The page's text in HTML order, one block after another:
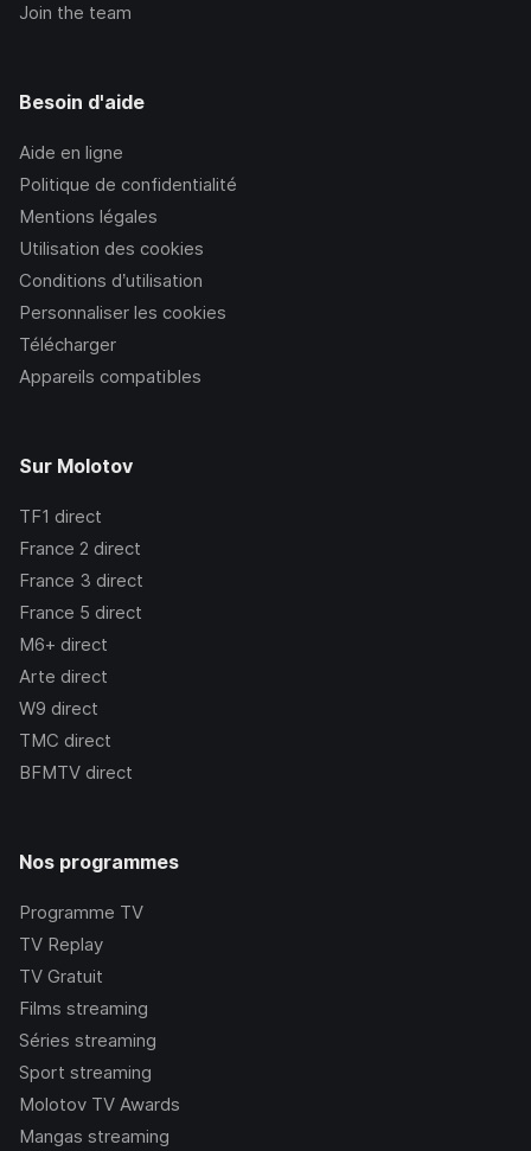
Join the team
Besoin d'aide
Aide en ligne
Politique de confidentialité
Mentions légales
Utilisation des cookies
Conditions d’utilisation
Personnaliser les cookies
Télécharger
Appareils compatibles
Sur Molotov
TF1 direct
France 2 direct
France 3 direct
France 5 direct
M6+ direct
Arte direct
W9 direct
TMC direct
BFMTV direct
Nos programmes
Programme TV
TV Replay
TV Gratuit
Films streaming
Séries streaming
Sport streaming
Molotov TV Awards
Mangas streaming